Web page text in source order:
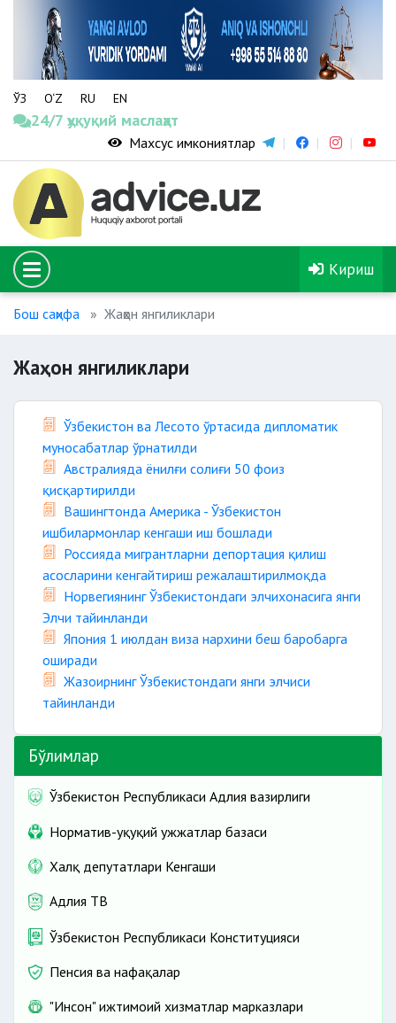
ЎЗ O‘Z RU EN
24/7 ҳуқуқий маслаҳат
Махсус имкониятлар
Кириш
Бош саҳифа Жаҳон янгиликлари
Жаҳон янгиликлари
Ўзбекистон ва Лесото ўртасида дипломатик
муносабатлар ўрнатилди
Австралияда ёнилғи солиғи 50 фоиз
қисқартирилди
Вашингтонда Америка - Ўзбекистон
ишбилармонлар кенгаши иш бошлади
Россияда мигрантларни депортация қилиш
асосларини кенгайтириш режалаштирилмоқда
Норвегиянинг Ўзбекистондаги элчихонасига янги
Элчи тайинланди
Япония 1 июлдан виза нархини беш баробарга
оширади
Жазоирнинг Ўзбекистондаги янги элчиси
тайинланди
Бўлимлар
Ўзбекистон Республикаси Адлия вазирлиги
Норматив-ҳуқуқий ҳужжатлар базаси
Халқ депутатлари Кенгаши
Адлия ТВ
Ўзбекистон Республикаси Конституцияси
Пенсия ва нафақалар
"Инсон" ижтимоий хизматлар марказлари